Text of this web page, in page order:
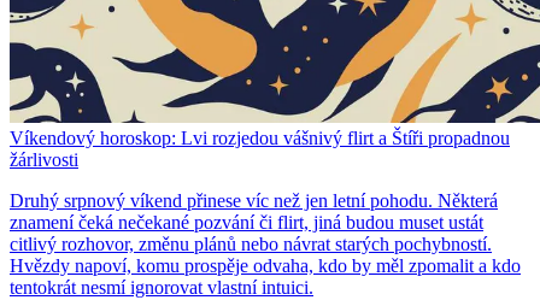
Víkendový horoskop: Lvi rozjedou vášnivý flirt a Štíři propadnou
žárlivosti
Druhý srpnový víkend přinese víc než jen letní pohodu. Některá
znamení čeká nečekané pozvání či flirt, jiná budou muset ustát
citlivý rozhovor, změnu plánů nebo návrat starých pochybností.
Hvězdy napoví, komu prospěje odvaha, kdo by měl zpomalit a kdo
tentokrát nesmí ignorovat vlastní intuici.